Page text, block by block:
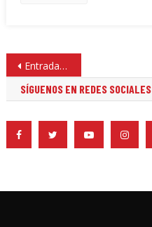
Navegación
de
entradas
Entradas anteriores
SÍGUENOS EN REDES SOCIALES